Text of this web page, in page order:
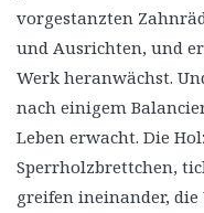
vorgestanzten
und Ausrichten, und
Werk heranwächst.
nach einigem
Leben erwacht. Die
Sperrholzbrettchen,
greifen ineinander, die